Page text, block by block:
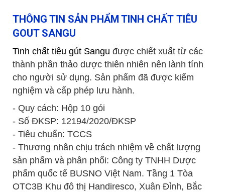
THÔNG TIN SẢN PHẨM TINH CHẤT TIÊU
GOUT SANGU
Tinh chất tiêu gút Sangu được chiết xuất từ các
thành phần thảo dược thiên nhiên nên lành tính
cho người sử dụng. Sản phẩm đã được kiểm
nghiệm và cấp phép lưu hành.
- Quy cách: Hộp 10 gói
- Số ĐKSP: 12194/2020/ĐKSP
- Tiêu chuẩn: TCCS
- Thương nhân chịu trách nhiệm về chất lượng
sản phẩm và phân phối: Công ty TNHH Dược
phẩm quốc tế BUSNO Việt Nam. Tầng 1 Tòa
OTC3B Khu đô thị Handiresco, Xuân Đỉnh, Bắc